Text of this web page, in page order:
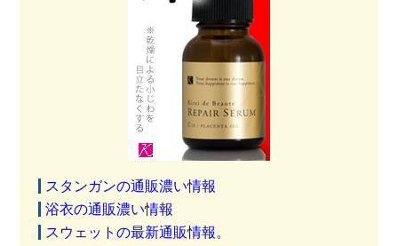
スタンガンの通販濃い情報
浴衣の通販濃い情報
スウェットの最新通販情報。